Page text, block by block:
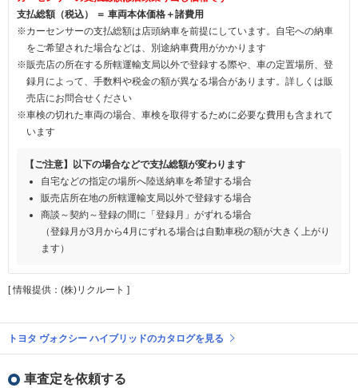
支払総額（税込） ＝ 車両本体価格＋諸費用
※カーセンサーの支払総額は店頭納車を前提にしています。自宅への納車
をご希望された場合などは、別途納車費用がかかります
※販売店の所在する所轄運輸支局以外で登録する際や、車の定置場所、登
録月によって、手数料や税金の額が異なる場合があります。詳しくは販
売店にお問合せください
※車検の切れた車両の場合、車検を取得するために必要な費用も含まれて
います
【ご注意】以下の場合などで支払総額が変わります
自宅などの指定の場所へ陸送納車を希望する場合
販売店所在地の所轄運輸支局以外で登録する場合
商談～契約～登録の間に「登録月」がずれる場合
（登録月が3月から4月にずれる場合は自動車税の額が大きく上がり
ます）
[ 情報提供：(株)リクルート ]
トヨタ ヴォクシー ハイブリッドのカタログを見る
車査定を依頼する